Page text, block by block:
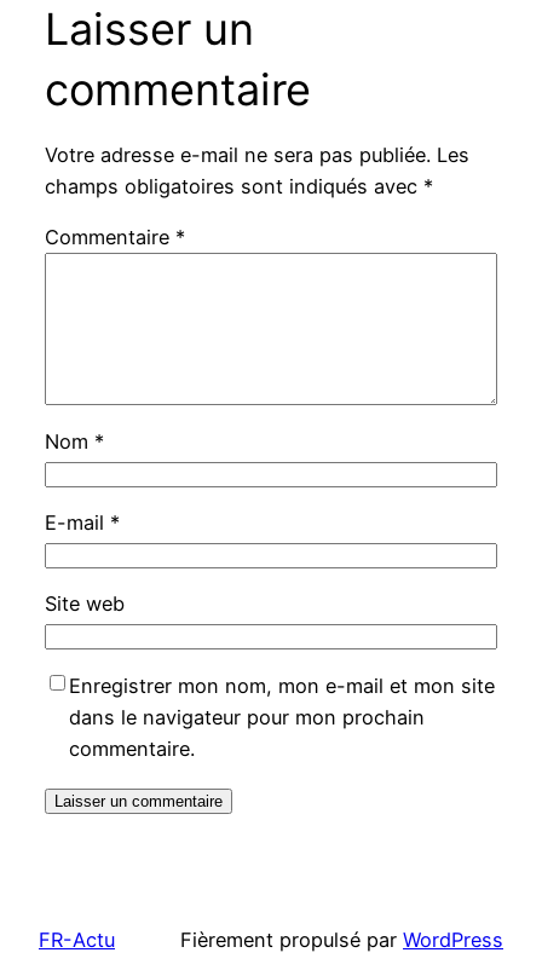
Laisser un
commentaire
Votre adresse e-mail ne sera pas publiée. Les
champs obligatoires sont indiqués avec *
Commentaire *
Nom *
E-mail *
Site web
Enregistrer mon nom, mon e-mail et mon site
dans le navigateur pour mon prochain
commentaire.
FR-Actu Fièrement propulsé par WordPress